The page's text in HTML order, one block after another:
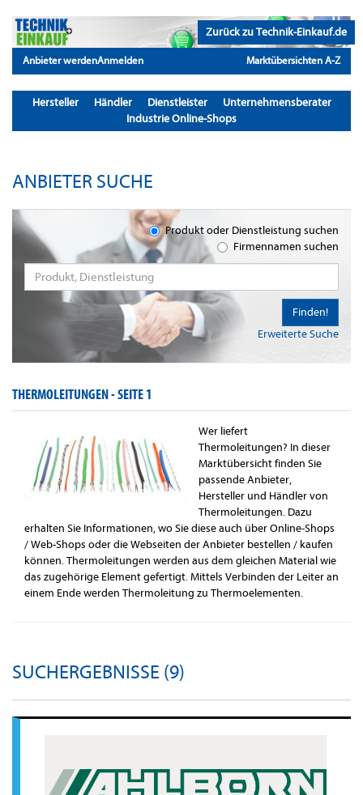
Zurück zu Technik-Einkauf.de
Anbieter werdenAnmelden Marktübersichten A-Z
Hersteller Händler Dienstleister
Unternehmensberater
Industrie Online-Shops
ANBIETER SUCHE
Produkt oder Dienstleistung suchen
Firmennamen suchen
Erweiterte Suche
Finden!
THERMOLEITUNGEN -SEITE 1
Wer liefert
Thermoleitungen? In dieser
Marktübersicht finden Sie
passende Anbieter,
Hersteller und Händler von
Thermoleitungen. Dazu
erhalten Sie Informationen, wo Sie diese auch über Online-Shops
/ Web-Shops oder die Webseiten der Anbieter bestellen / kaufen
können. Thermoleitungen werden aus dem gleichen Material wie
das zugehörige Element gefertigt. Mittels Verbinden der Leiter an
einem Ende werden Thermoleitung zu Thermoelementen.
SUCHERGEBNISSE (9)